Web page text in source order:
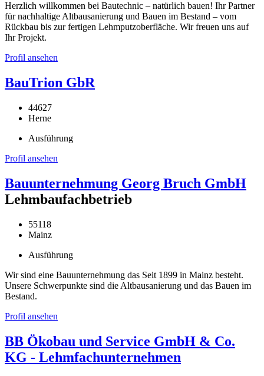
Herzlich willkommen bei Bautechnic – natürlich bauen! Ihr Partner
für nachhaltige Altbausanierung und Bauen im Bestand – vom
Rückbau bis zur fertigen Lehmputzoberfläche. Wir freuen uns auf
Ihr Projekt.
Profil ansehen
BauTrion GbR
44627
Herne
Ausführung
Profil ansehen
Bauunternehmung Georg Bruch GmbH
Lehmbaufachbetrieb
55118
Mainz
Ausführung
Wir sind eine Bauunternehmung das Seit 1899 in Mainz besteht.
Unsere Schwerpunkte sind die Altbausanierung und das Bauen im
Bestand.
Profil ansehen
BB Ökobau und Service GmbH & Co.
KG - Lehmfachunternehmen